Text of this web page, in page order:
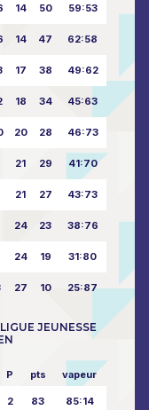
14 50 59:53
14 47 62:58
17 38 49:62
18 34 45:63
20 28 46:73
21 29 41:70
21 27 43:73
24 23 38:76
24 19 31:80
27 10 25:87
JEUNESSE
P pts vapeur
2 83 85:14